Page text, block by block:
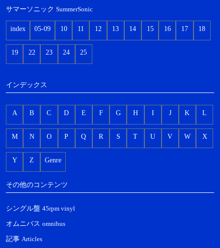
サマーソニック SummerSonic
index 05-09 10 11 12 13 14 15 16 17 18
19 22 23 24 25
インデックス
A B C D E F G H I J K L
M N O P Q R S T U V W X
Y Z Genre
その他のコンテンツ
シングル盤 45rpm vinyl
オムニバス omnibus
記事 Articles